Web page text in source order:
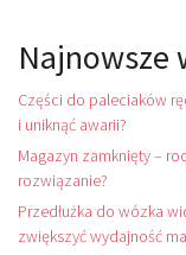
Najnowsze
Części do paleciaków
i uniknąć awarii?
Magazyn zamknięty –
rozwiązanie?
Przedłużka do wózka
zwiększyć wydajność